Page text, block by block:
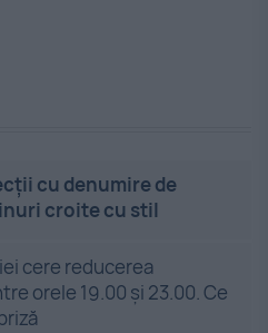
cu denumire de
croite cu stil
cere reducerea
orele 19.00 și 23.00. Ce